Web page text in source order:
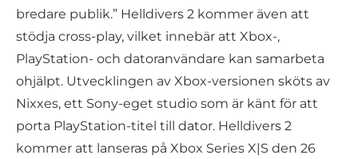
bredare publik.” Helldivers 2 kommer även att
stödja cross-play, vilket innebär att Xbox-,
PlayStation- och datoranvändare kan samarbeta
ohjälpt. Utvecklingen av Xbox-versionen sköts av
Nixxes, ett Sony-eget studio som är känt för att
porta PlayStation-titel till dator. Helldivers 2
kommer att lanseras på Xbox Series X|S den 26